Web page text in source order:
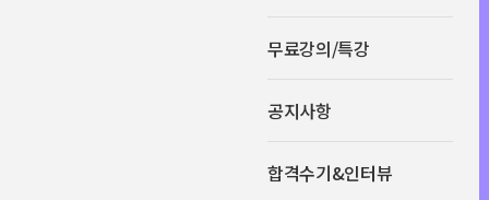
무료강의/특강
공지사항
합격수기&인터뷰